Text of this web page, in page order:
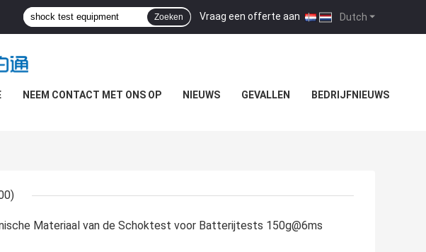
Dutch
Vraag een offerte aan |
Zoeken
NEEM CONTACT MET ONS OP NIEUWS GEVALLEN BEDRIJFNIEUWS
Materiaal van de Schoktest voor Batterijtests 150g@6ms